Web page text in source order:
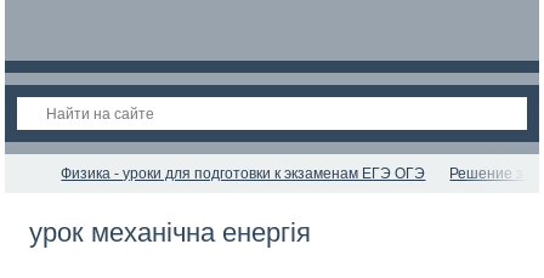
Физика - уроки для подготовки к экзаменам ЕГЭ ОГЭ Решение
урок механічна енергія